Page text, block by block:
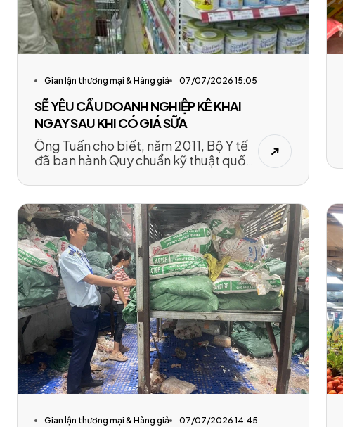
Gian lận thương mại & Hàng giả 07/07/2026 15:05
SẼ YÊU CẦU DOANH NGHIỆP KÊ KHAI
NGAY SAU KHI CÓ GIÁ SỮA
Ông Tuấn cho biết, năm 2011, Bộ Y tế
đã ban hành Quy chuẩn kỹ thuật quốc
bột. Theo quy chuẩn này, các sản
phẩm có độ đạm (hàm lượng protein
sữa trong chất khô không béo của
sữa) trên 34% mới được gọi là sữa.
Gian lận thương mại & Hàng giả 07/07/2026 14:45